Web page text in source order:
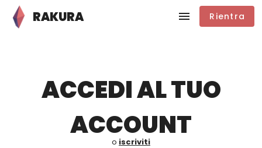
RAKURA Rientra
ACCEDI AL TUO
ACCOUNT
o iscriviti